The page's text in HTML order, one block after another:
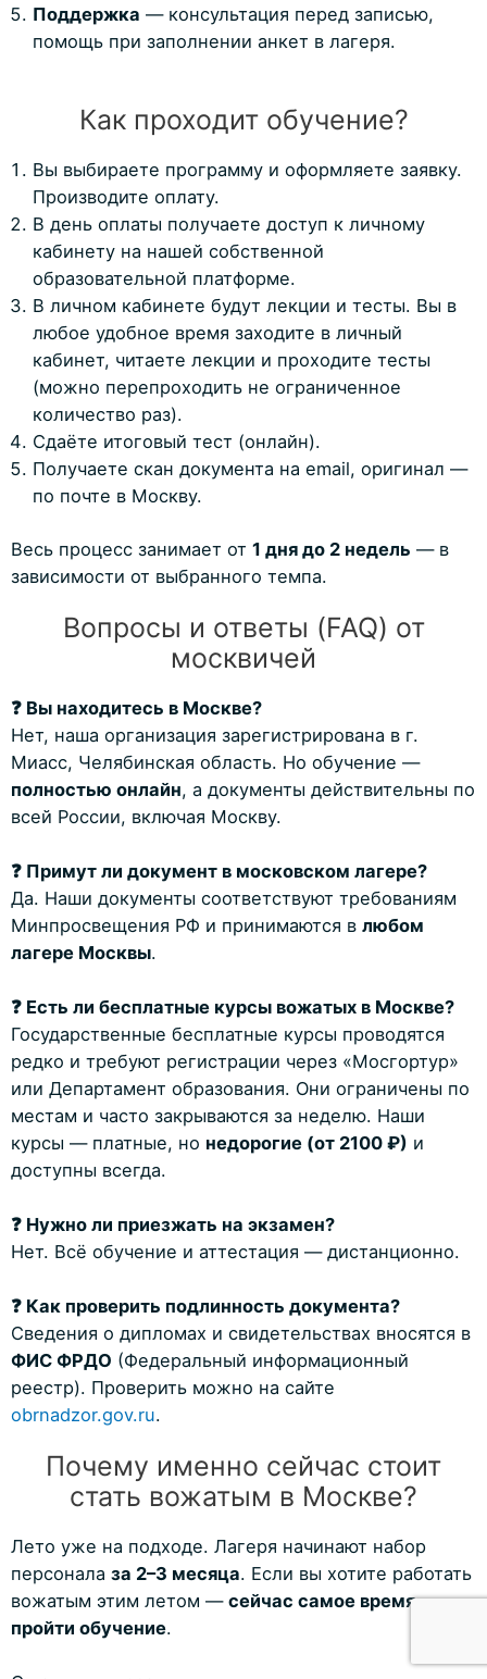
Поддержка — консультация перед записью,
помощь при заполнении анкет в лагеря.
Как проходит обучение?
Вы выбираете программу и оформляете заявку.
Производите оплату.
В день оплаты получаете доступ к личному
кабинету на нашей собственной
образовательной платформе.
В личном кабинете будут лекции и тесты. Вы в
любое удобное время заходите в личный
кабинет, читаете лекции и проходите тесты
(можно перепроходить не ограниченное
количество раз).
Сдаёте итоговый тест (онлайн).
Получаете скан документа на email, оригинал —
по почте в Москву.
Весь процесс занимает от 1 дня до 2 недель — в
зависимости от выбранного темпа.
Вопросы и ответы (FAQ) от
москвичей
❓ Вы находитесь в Москве?
Нет, наша организация зарегистрирована в г.
Миасс, Челябинская область. Но обучение —
полностью онлайн, а документы действительны по
всей России, включая Москву.
❓ Примут ли документ в московском лагере?
Да. Наши документы соответствуют требованиям
Минпросвещения РФ и принимаются в любом
лагере Москвы.
❓ Есть ли бесплатные курсы вожатых в Москве?
Государственные бесплатные курсы проводятся
редко и требуют регистрации через «Мосгортур»
или Департамент образования. Они ограничены по
местам и часто закрываются за неделю. Наши
курсы — платные, но недорогие (от 2100 ₽) и
доступны всегда.
❓ Нужно ли приезжать на экзамен?
Нет. Всё обучение и аттестация — дистанционно.
❓ Как проверить подлинность документа?
Сведения о дипломах и свидетельствах вносятся в
ФИС ФРДО (Федеральный информационный
реестр). Проверить можно на сайте
obrnadzor.gov.ru.
Почему именно сейчас стоит
стать вожатым в Москве?
Лето уже на подходе. Лагеря начинают набор
персонала за 2–3 месяца. Если вы хотите работать
вожатым этим летом — сейчас самое время
пройти обучение.